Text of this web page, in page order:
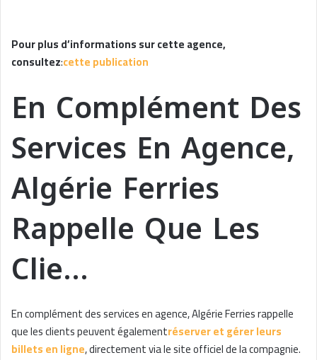
Pour plus d’informations sur cette agence,
consultez:cette publication
En Complément Des
Services En Agence,
Algérie Ferries
Rappelle Que Les
Clie…
En complément des services en agence, Algérie Ferries rappelle
que les clients peuvent égalementréserver et gérer leurs
billets en ligne, directement via le site officiel de la compagnie.